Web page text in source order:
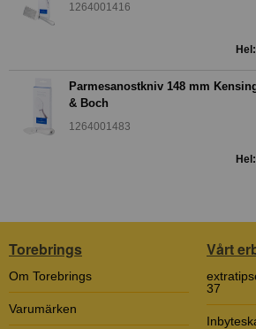
1264001416
Parmesanostkniv 148 mm
& Boch
1264001483
Torebrings
Om Torebrings
Varumärken
Vårt
37